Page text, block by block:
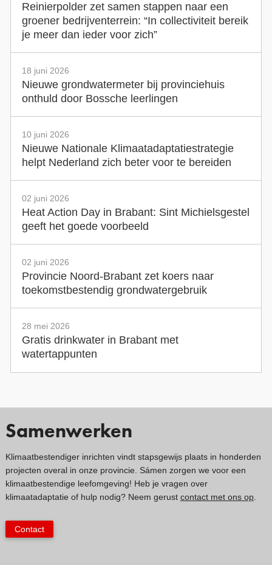
Reinierpolder zet samen stappen naar een
groener bedrijventerrein: “In collectiviteit bereik
je meer dan ieder voor zich”
18 juni 2026
Nieuwe grondwatermeter bij provinciehuis
onthuld door Bossche leerlingen
10 juni 2026
Nieuwe Nationale Klimaatadaptatiestrategie
helpt Nederland zich beter voor te bereiden
02 juni 2026
Heat Action Day in Brabant: Sint Michielsgestel
geeft het goede voorbeeld
02 juni 2026
Provincie Noord-Brabant zet koers naar
toekomstbestendig grondwatergebruik
28 mei 2026
Gratis drinkwater in Brabant met
watertappunten
Samenwerken
Klimaatbestendiger inrichten vindt stapsgewijs plaats in honderden
projecten overal in onze provincie. Sámen zorgen we voor een
klimaatbestendige leefomgeving! Heb je vragen over
klimaatadaptatie of hulp nodig? Neem gerust contact met ons op.
Contact